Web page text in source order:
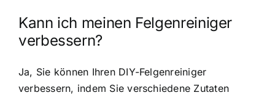
Kann ich meinen Felgenreiniger
verbessern?
Ja, Sie können Ihren DIY-Felgenreiniger
verbessern, indem Sie verschiedene Zutaten